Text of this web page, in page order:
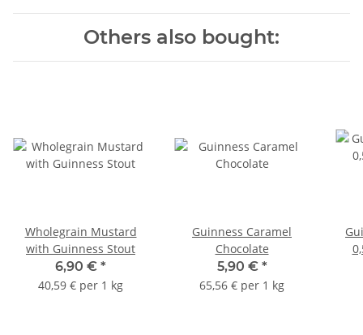
Others also bought:
Wholegrain Mustard
with Guinness Stout
6,90 € *
40,59 € per 1 kg
Guinness Caramel
Chocolate
5,90 € *
65,56 € per 1 kg